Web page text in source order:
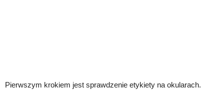
Pierwszym krokiem jest sprawdzenie etykiety na okularach.